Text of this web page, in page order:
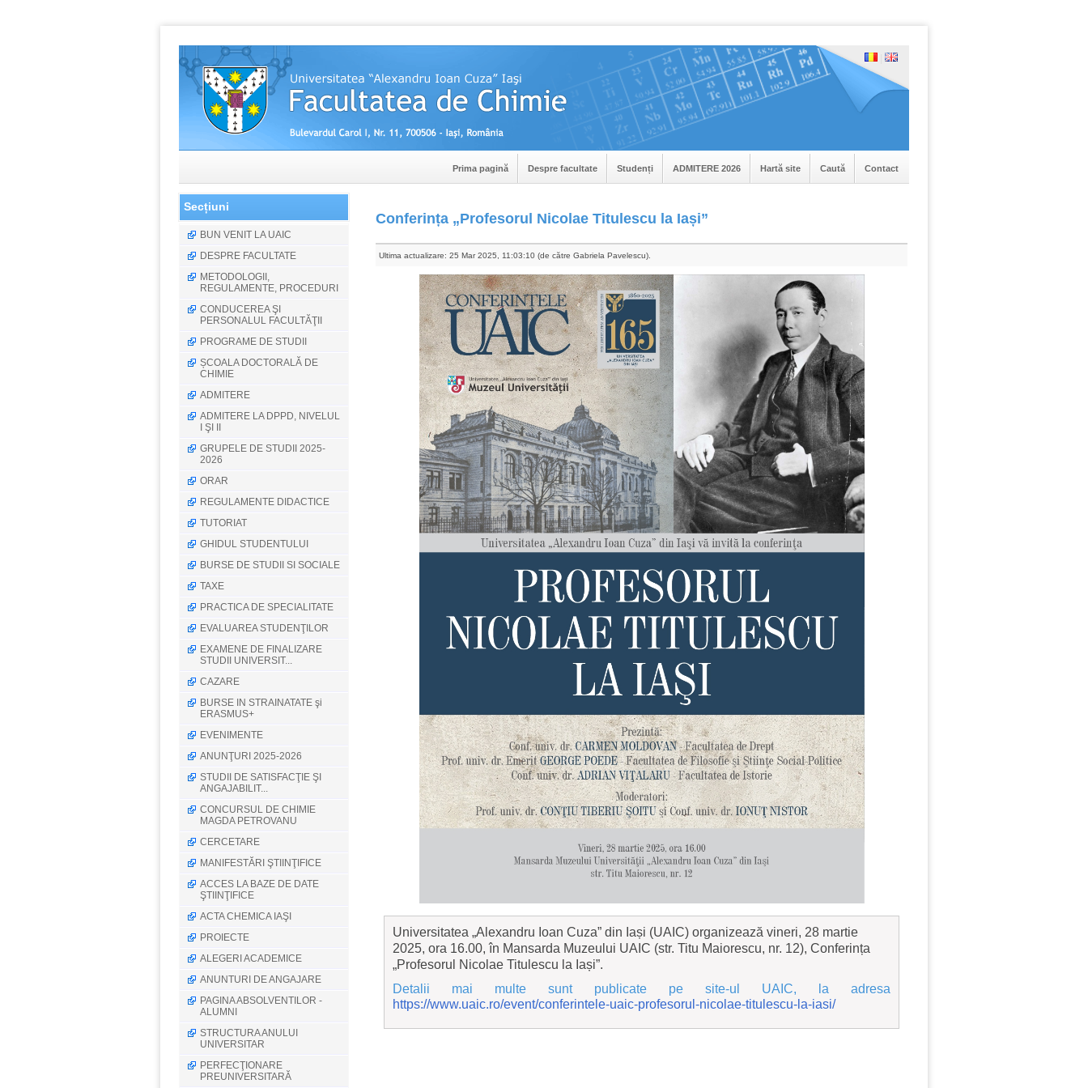
Prima pagină Despre facultate Studenți ADMITERE 2026 Hartă site Caută Contact
Secțiuni
BUN VENIT LA UAIC
DESPRE FACULTATE
METODOLOGII,
REGULAMENTE, PROCEDURI
CONDUCEREA ŞI
PERSONALUL FACULTĂŢII
PROGRAME DE STUDII
ȘCOALA DOCTORALĂ DE
CHIMIE
ADMITERE
ADMITERE LA DPPD, NIVELUL
I ŞI II
GRUPELE DE STUDII 2025-
2026
ORAR
REGULAMENTE DIDACTICE
TUTORIAT
GHIDUL STUDENTULUI
BURSE DE STUDII SI SOCIALE
TAXE
PRACTICA DE SPECIALITATE
EVALUAREA STUDENŢILOR
EXAMENE DE FINALIZARE
STUDII UNIVERSIT...
CAZARE
BURSE IN STRAINATATE şi
ERASMUS+
EVENIMENTE
ANUNŢURI 2025-2026
STUDII DE SATISFACŢIE ŞI
ANGAJABILIT...
CONCURSUL DE CHIMIE
MAGDA PETROVANU
CERCETARE
MANIFESTĂRI ŞTIINŢIFICE
ACCES LA BAZE DE DATE
ŞTIINŢIFICE
ACTA CHEMICA IAŞI
PROIECTE
ALEGERI ACADEMICE
ANUNTURI DE ANGAJARE
PAGINA ABSOLVENTILOR -
ALUMNI
STRUCTURA ANULUI
UNIVERSITAR
PERFECŢIONARE
PREUNIVERSITARĂ
Conferința „Profesorul Nicolae Titulescu la Iași”
Ultima actualizare: 25 Mar 2025, 11:03:10 (de către Gabriela Pavelescu).
Universitatea „Alexandru Ioan Cuza” din Iași (UAIC) organizează vineri, 28 martie
2025, ora 16.00, în Mansarda Muzeului UAIC (str. Titu Maiorescu, nr. 12), Conferința
„Profesorul Nicolae Titulescu la Iași”.
Detalii mai multe sunt publicate pe site-ul UAIC, la adresa
https://www.uaic.ro/event/conferintele-uaic-profesorul-nicolae-titulescu-la-iasi/